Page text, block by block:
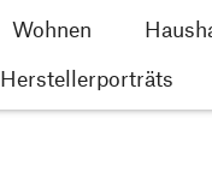
Wohnen
Herstellerporträts